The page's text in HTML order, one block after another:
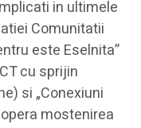
in ultimele
Comunitatii
este Eselnita”
cu sprijin
si „Conexiuni
mostenirea